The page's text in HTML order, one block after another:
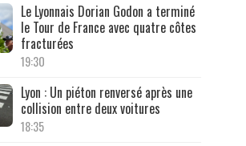
Le Lyonnais Dorian Godon a terminé
le Tour de France avec quatre côtes
fracturées
19:30
Lyon : Un piéton renversé après une
collision entre deux voitures
18:35